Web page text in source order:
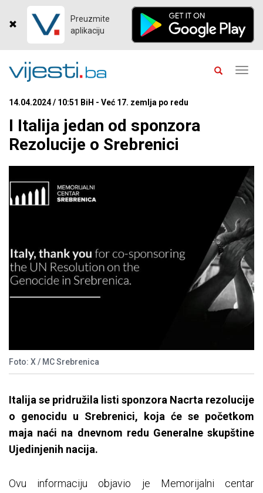
Preuzmite
aplikaciju
14.04.2024 / 10:51 BiH - Već 17. zemlja po redu
I Italija jedan od sponzora
Rezolucije o Srebrenici
Foto: X / MC Srebrenica
Italija se pridružila listi sponzora Nacrta rezolucije
o genocidu u Srebrenici, koja će se početkom
maja naći na dnevnom redu Generalne skupštine
Ujedinjenih nacija.
Ovu informaciju objavio je Memorijalni centar